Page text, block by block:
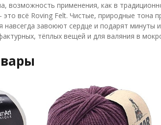
возможность применения, как в
это всё Roving Felt. Чистые, природные
навсегда завоюют сердце и подарят
тёплых вещей и для валяния в